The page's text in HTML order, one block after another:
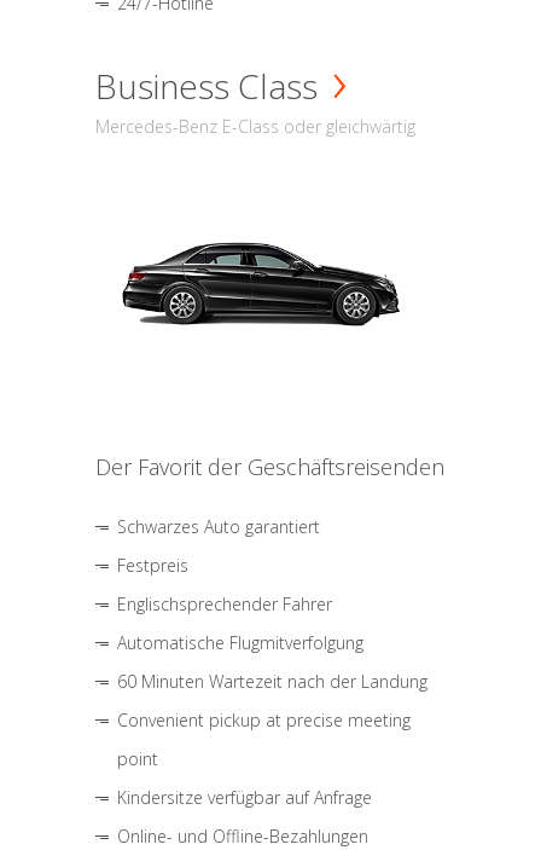
Business Class
Mercedes-Benz E-Class oder gleichwärtig
Der Favorit der Geschäftsreisenden
Schwarzes Auto garantiert
Festpreis
Englischsprechender Fahrer
Automatische Flugmitverfolgung
60 Minuten Wartezeit nach der Landung
Convenient pickup at precise meeting
point
Kindersitze verfügbar auf Anfrage
Online- und Offline-Bezahlungen